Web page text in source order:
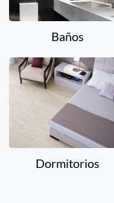
Baños
Dormitorios